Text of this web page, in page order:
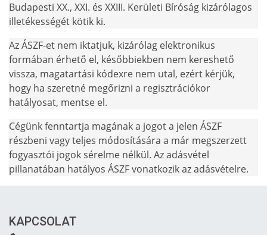
Budapesti XX., XXI. és XXIII. Kerületi Bíróság kizárólagos
illetékességét kötik ki.
Az ÁSZF-et nem iktatjuk, kizárólag elektronikus
formában érhető el, későbbiekben nem kereshető
vissza, magatartási kódexre nem utal, ezért kérjük,
hogy ha szeretné megőrizni a regisztrációkor
hatályosat, mentse el.
Cégünk fenntartja magának a jogot a jelen ÁSZF
részbeni vagy teljes módosítására a már megszerzett
fogyasztói jogok sérelme nélkül. Az adásvétel
pillanatában hatályos ÁSZF vonatkozik az adásvételre.
KAPCSOLAT